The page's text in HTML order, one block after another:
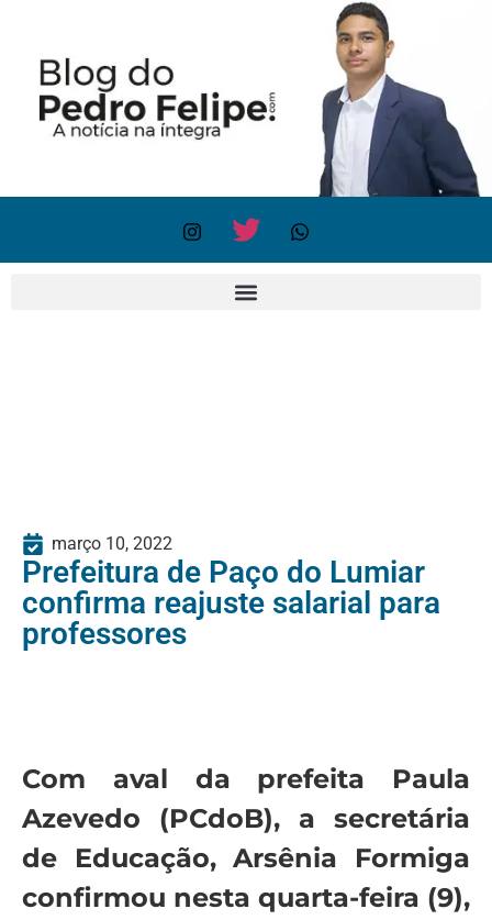
março 10, 2022
Prefeitura de Paço do Lumiar
confirma reajuste salarial para
professores
Com aval da prefeita Paula
Azevedo (PCdoB), a secretária
de Educação, Arsênia Formiga
confirmou nesta quarta-feira (9),